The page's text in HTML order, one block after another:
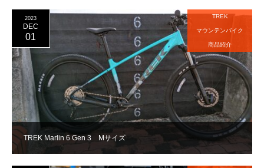
TREK Marlin 6 Gen 3 Mサイズ
2023
DEC
01
TREK
マウンテンバイク
商品紹介